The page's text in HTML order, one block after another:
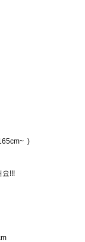
)
요!!!